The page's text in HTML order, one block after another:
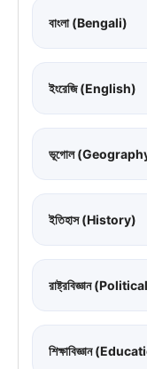
বাংলা (Bengali)
ইংরেজি (English)
ভূগোল
ইতিহাস (History)
রাষ্ট্রবিজ্ঞান
শিক্ষাবিজ্ঞান